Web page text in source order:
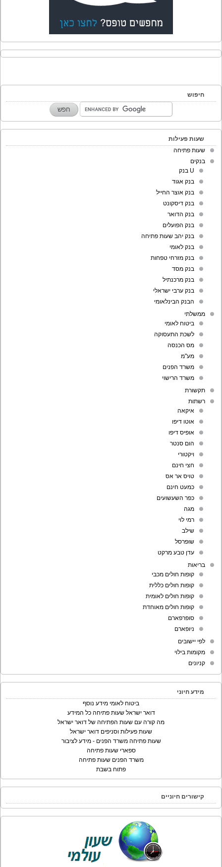
חיפוש
שעות פעילות
שעות פתיחה
בנקים
U בנק
בנק אגוד
בנק אוצר החייל
בנק דיסקונט
בנק הדואר
בנק הפועלים
בנק יהב שעות פתיחה
בנק לאומי
בנק מזרחי טפחות
בנק מסד
בנק מרכנתיל
בנק ערבי ישראלי
הבנק הבינלאומי
ממשלתי
ביטוח לאומי
לשכת התעסוקה
מס הכנסה
מע"מ
משרד הפנים
משרד הרישוי
תקשורת
רשתות
איקאה
אוטו דיפו
אופיס דיפו
הום סנטר
ויקטורי
חצי חינם
טויס אר אס
כמעט חינם
כפר השעשועים
מגה
רמי לוי
שילב
שופרסל
עדן טבע מרקט
בריאות
קופות חולים מכבי
קופות חולים כללית
קופות חולים לאומית
קופות חולים מאוחדת
סופרפארם
ניופארם
לפי יישובים
מקומות בילוי
קניונים
מידע חיוני
ביטוח לאומי מידע נוסף
דואר ישראל שעות פתיחה כל המידע
מה קורה עם שעות הפתיחה של דואר ישראל
שעות פעילות וסניפים דואר ישראל
שעות פתיחה משרד הפנים - מידע לציבור
ספארי שעות פתיחה
משרד הפנים שעות פתיחה
פתוח בשבת
קישורים חיוניים